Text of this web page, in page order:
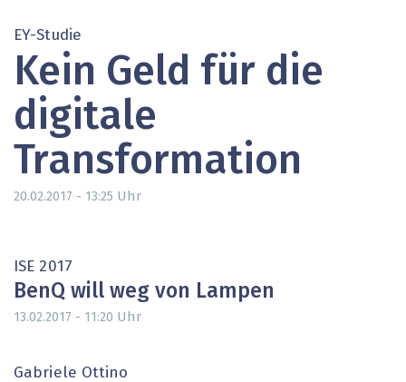
EY-Studie
Kein Geld für die
digitale
Transformation
20.02.2017 - 13:25 Uhr
ISE 2017
BenQ will weg von Lampen
13.02.2017 - 11:20 Uhr
Gabriele Ottino